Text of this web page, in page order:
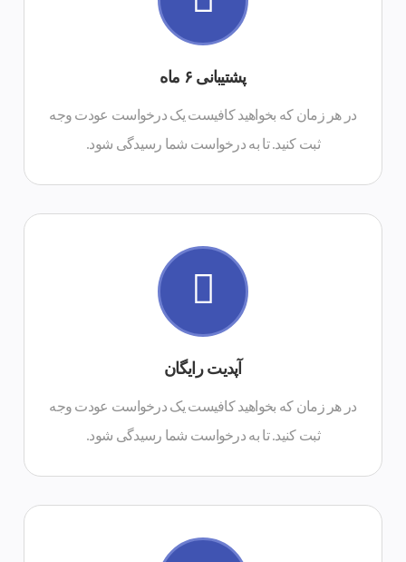
پشتیبانی ۶ ماه
در هر زمان که بخواهید کافیست یک درخواست عودت وجه
ثبت کنید. تا به درخواست شما رسیدگی شود.
بازگشت وجه
در هر زمان که بخواهید کافیست یک درخواست عودت وجه
ثبت کنید. تا به درخواست شما رسیدگی شود.
درخواست تیکت پشتیبانی
آپدیت رایگان
در هر زمان که بخواهید کافیست یک درخواست عودت وجه
ثبت کنید. تا به درخواست شما رسیدگی شود.
بازگشت وجه
در هر زمان که بخواهید کافیست یک درخواست عودت وجه
ثبت کنید. تا به درخواست شما رسیدگی شود.
درخواست تیکت پشتیبانی